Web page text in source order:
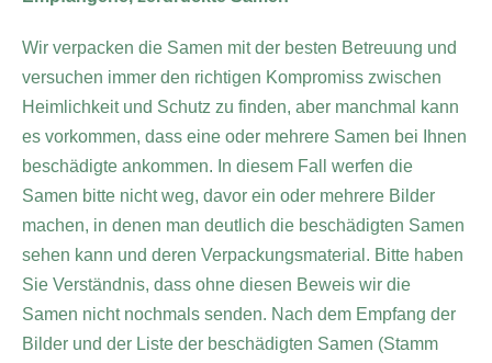
Wir verpacken die Samen mit der besten Betreuung und
versuchen immer den richtigen Kompromiss zwischen
Heimlichkeit und Schutz zu finden, aber manchmal kann
es vorkommen, dass eine oder mehrere Samen bei Ihnen
beschädigte ankommen. In diesem Fall werfen die
Samen bitte nicht weg, davor ein oder mehrere Bilder
machen, in denen man deutlich die beschädigten Samen
sehen kann und deren Verpackungsmaterial. Bitte haben
Sie Verständnis, dass ohne diesen Beweis wir die
Samen nicht nochmals senden. Nach dem Empfang der
Bilder und der Liste der beschädigten Samen (Stamm